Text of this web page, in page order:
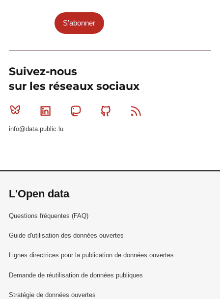
S'abonner
Suivez-nous
sur les réseaux sociaux
Bluesky Linkedin MastodonGithub
info@data.public.lu
L'Open data
Questions fréquentes (FAQ)
Guide d'utilisation des données ouvertes
Lignes directrices pour la publication de données ouvertes
Demande de réutilisation de données publiques
Stratégie de données ouvertes